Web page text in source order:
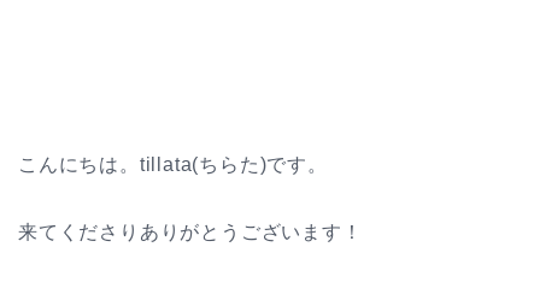
こんにちは。tillata(ちらた)です。
来てくださりありがとうございます！